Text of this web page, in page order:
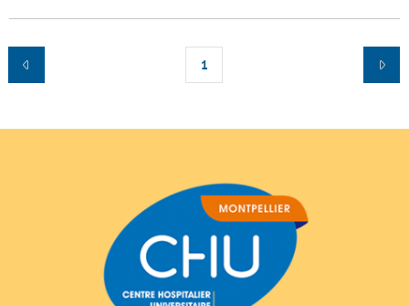
1